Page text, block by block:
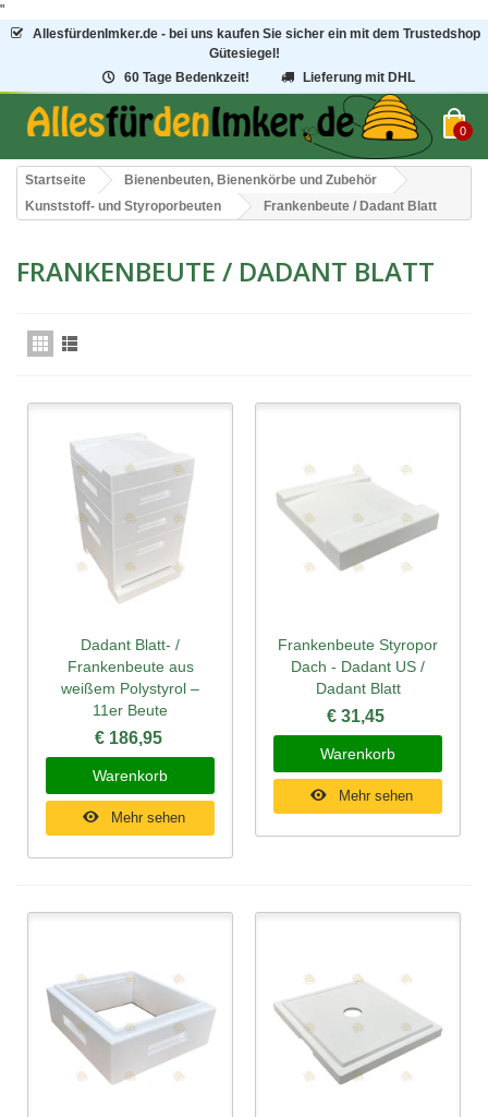
"
AllesfürdenImker.de - bei uns kaufen Sie sicher ein mit dem Trustedshop
Gütesiegel!
60 Tage Bedenkzeit!
Lieferung mit DHL
0
Startseite
Bienenbeuten, Bienenkörbe und Zubehör
Kunststoff- und Styroporbeuten
Frankenbeute / Dadant Blatt
FRANKENBEUTE / DADANT BLATT
Dadant Blatt- /
Frankenbeute aus
weißem Polystyrol –
11er Beute
€ 186,95
Warenkorb
Mehr sehen
Frankenbeute Styropor
Dach - Dadant US /
Dadant Blatt
€ 31,45
Warenkorb
Mehr sehen